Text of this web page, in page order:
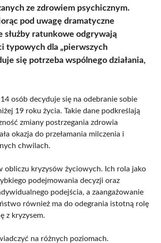
ze zdrowiem psychicznym.
pod uwagę dramatyczne
służby ratunkowe odgrywają
typowych dla „pierwszych
się potrzeba wspólnego działania,
osób decyduje się na odebranie sobie
19 roku życia. Takie dane podkreślają
zmiany postrzegania zdrowia
okazja do przełamania milczenia i
chwilach.
obliczu kryzysów życiowych. Ich rola jako
podejmowania decyzji oraz
podejścia, a zaangażowanie
również ma do odegrania istotną rolę
z kryzysem.
na różnych poziomach.